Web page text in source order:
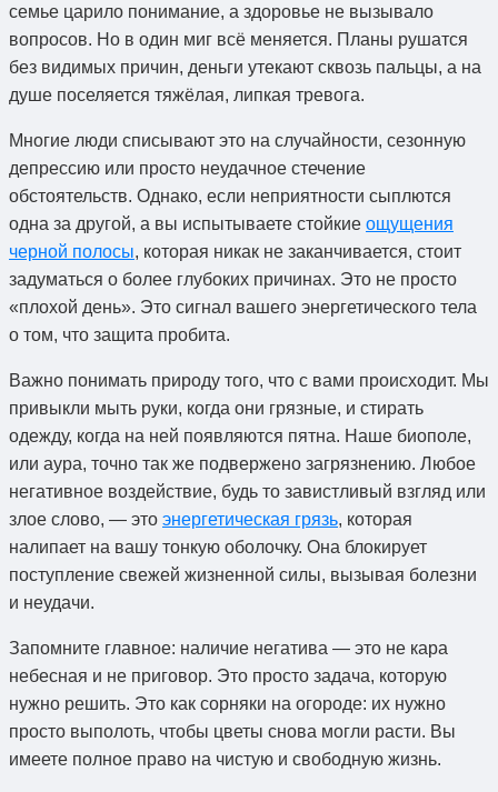
семье царило понимание, а здоровье не вызывало
вопросов. Но в один миг всё меняется. Планы рушатся
без видимых причин, деньги утекают сквозь пальцы, а на
душе поселяется тяжёлая, липкая тревога.
Многие люди списывают это на случайности, сезонную
депрессию или просто неудачное стечение
обстоятельств. Однако, если неприятности сыплются
одна за другой, а вы испытываете стойкие ощущения
черной полосы, которая никак не заканчивается, стоит
задуматься о более глубоких причинах. Это не просто
«плохой день». Это сигнал вашего энергетического тела
о том, что защита пробита.
Важно понимать природу того, что с вами происходит. Мы
привыкли мыть руки, когда они грязные, и стирать
одежду, когда на ней появляются пятна. Наше биополе,
или аура, точно так же подвержено загрязнению. Любое
негативное воздействие, будь то завистливый взгляд или
злое слово, — это энергетическая грязь, которая
налипает на вашу тонкую оболочку. Она блокирует
поступление свежей жизненной силы, вызывая болезни
и неудачи.
Запомните главное: наличие негатива — это не кара
небесная и не приговор. Это просто задача, которую
нужно решить. Это как сорняки на огороде: их нужно
просто выполоть, чтобы цветы снова могли расти. Вы
имеете полное право на чистую и свободную жизнь.